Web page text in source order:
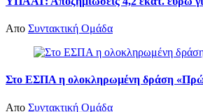
Απο Συντακτική Ομάδα
Στο ΕΣΠΑ η ολοκληρωμένη δράση
Απο Συντακτική Ομάδα